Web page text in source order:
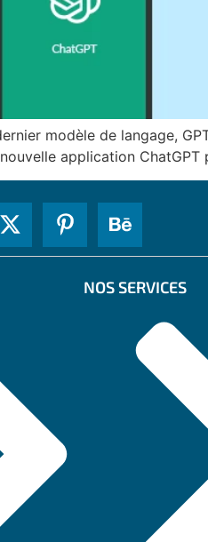
modèle de langage,
application ChatGPT
NOS SERVICES